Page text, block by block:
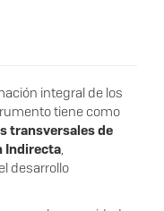
integral de los
tiene como
transversales de
Indirecta,
desarrollo